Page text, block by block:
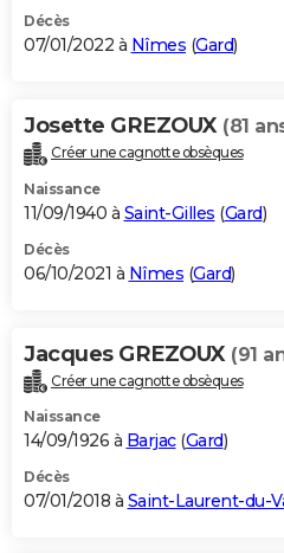
Décès
07/01/2022 à Nîmes (Gard)
Josette GREZOUX (81
Créer une cagnotte obsèques
Naissance
11/09/1940 à Saint-Gilles (Gard)
Décès
06/10/2021 à Nîmes (Gard)
Jacques GREZOUX (91
Créer une cagnotte obsèques
Naissance
14/09/1926 à Barjac(Gard)
Décès
07/01/2018 à Saint-Laurent-du-